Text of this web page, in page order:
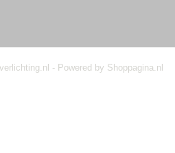
- Powered by Shoppagina.nl